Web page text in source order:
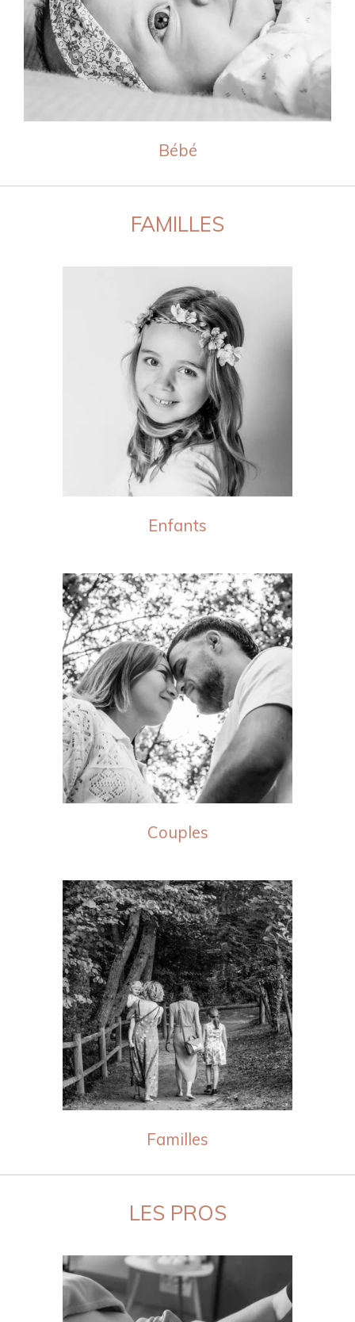
Bébé
FAMILLES
Enfants
Couples
Familles
LES PROS